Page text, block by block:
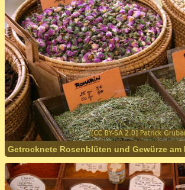
Getrocknete Rosenblüten und Gewürze am